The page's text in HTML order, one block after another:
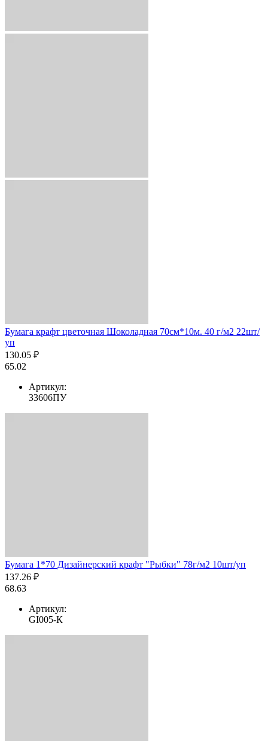
Бумага крафт цветочная Шоколадная 70см*10м. 40 г/м2 22шт/
уп
130.05 ₽
65.02
Артикул:
33606ПУ
Бумага 1*70 Дизайнерский крафт "Рыбки" 78г/м2 10шт/уп
137.26 ₽
68.63
Артикул:
GI005-К